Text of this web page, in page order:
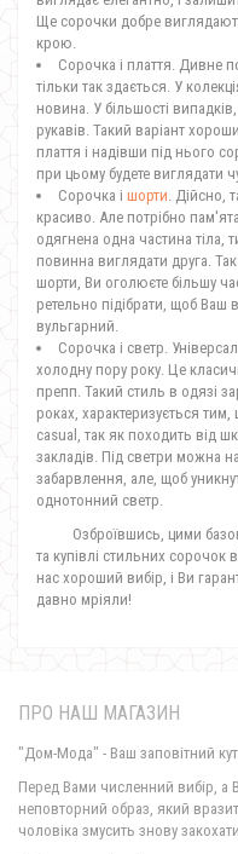
Ще сорочки добре
крою.
Сорочка і плаття. Дивне
тільки так здається. У
новина. У більшості
рукавів. Такий варіант
плаття і надівши під нього
при цьому будете виглядати
Сорочка і шорти. Дійсно,
красиво. Але потрібно
одягнена одна частина тіла,
повинна виглядати друга.
шорти, Ви оголюєте більшу
ретельно підібрати, щоб
вульгарний.
Сорочка і светр.
холодну пору року. Це
препп. Такий стиль в одязі
роках, характеризується
casual, так як походить від
закладів. Під светри можна
забарвлення, але, щоб
однотонний светр.
Озброївшись, цими
та купівлі стильних сорочок
нас хороший вибір, і Ви
давно мріяли!
ПРО НАШ МАГАЗИН
"Дом-Мода" - Ваш заповітний
Перед Вами численний вибір, а
неповторний образ, який
чоловіка змусить знову